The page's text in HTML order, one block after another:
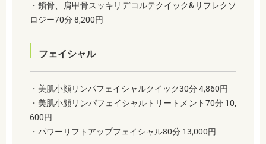
・鎖骨、肩甲骨スッキリデコルテクイック&リフレクソ
ロジー70分 8,200円
フェイシャル
・美肌小顔リンパフェイシャルクイック30分 4,860円
・美肌小顔リンパフェイシャルトリートメント70分 10,
600円
・パワーリフトアップフェイシャル80分 13,000円